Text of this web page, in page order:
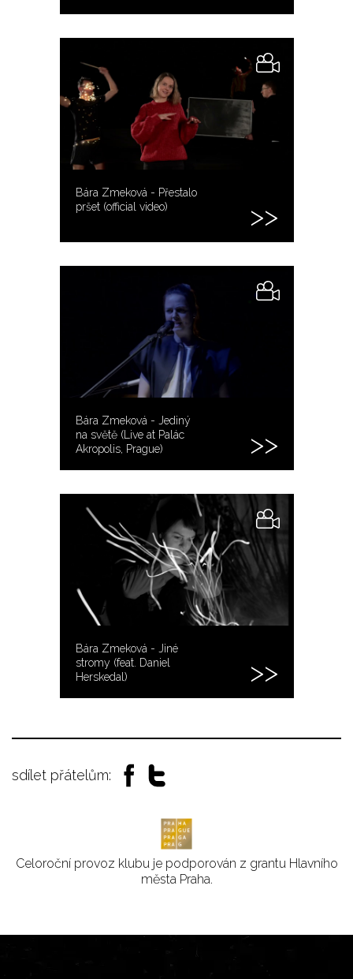
Bára Zmeková - Přestalo
pršet (official video)
Bára Zmeková - Jediný
na světě (Live at Palác
Akropolis, Prague)
Bára Zmeková - Jiné
stromy (feat. Daniel
Herskedal)
sdílet přátelům:
Celoroční provoz klubu je podporován z grantu Hlavního
města Praha.